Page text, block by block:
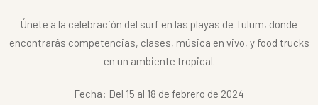
Únete a la celebración del surf en las playas de Tulum, donde
encontrarás competencias, clases, música en vivo, y food trucks
en un ambiente tropical.
Fecha: Del 15 al 18 de febrero de 2024